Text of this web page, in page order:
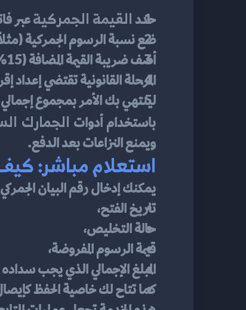
حدد القيمة الجمركية عبر
ضع نسبة الرسوم الجمركية (مثلاً 5%) من هذه
أضف ضريبة القيمة المضافة (15%) على الركيزة الجمركية + الرسوم؛
المرحلة القانونية تقتضي إعداد
لينتهي بك الأمر بمجموع
باستخدام أدوات الجمارك
ويمنع النزاعات بعد الدفع.
استعلام مباشر:
يمكنك إدخال رقم البيان
تاريخ الفتح،
حالة التخليص،
قيمة الرسوم المفروضة،
المبلغ الإجمالي الذي يجب
كما تتاح لك خاصية الحفظ